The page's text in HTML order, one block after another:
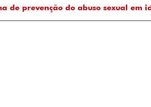
de prevenção do abuso sexual em